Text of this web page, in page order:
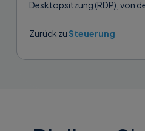
Desktopsitzung (RDP), von
Zurück zu Steuerung